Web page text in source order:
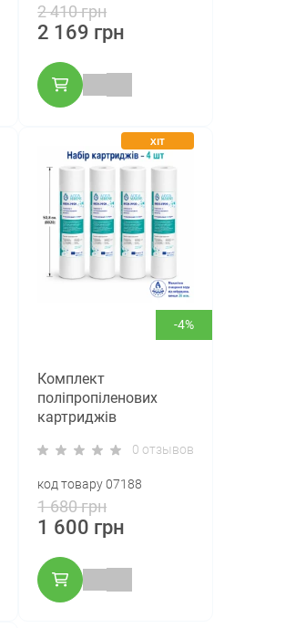
2 410 грн
2 169 грн
-4%
ХІТ
Комплект
поліпропіленових
картриджів
PP20, 4,5x20” 20 мкм
0 отзывов
код товару 07188
1 680 грн
1 600 грн